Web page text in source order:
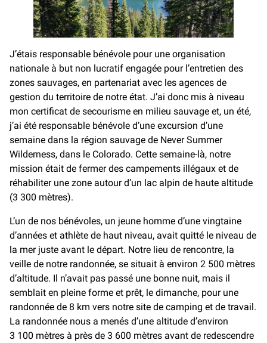
J’étais responsable bénévole pour une organisation
nationale à but non lucratif engagée pour l’entretien des
zones sauvages, en partenariat avec les agences de
gestion du territoire de notre état. J’ai donc mis à niveau
mon certificat de secourisme en milieu sauvage et, un été,
j’ai été responsable bénévole d’une excursion d’une
semaine dans la région sauvage de Never Summer
Wilderness, dans le Colorado. Cette semaine-là, notre
mission était de fermer des campements illégaux et de
réhabiliter une zone autour d’un lac alpin de haute altitude
(3 300 mètres).
L’un de nos bénévoles, un jeune homme d’une vingtaine
d’années et athlète de haut niveau, avait quitté le niveau de
la mer juste avant le départ. Notre lieu de rencontre, la
veille de notre randonnée, se situait à environ 2 500 mètres
d’altitude. Il n’avait pas passé une bonne nuit, mais il
semblait en pleine forme et prêt, le dimanche, pour une
randonnée de 8 km vers notre site de camping et de travail.
La randonnée nous a menés d’une altitude d’environ
3 100 mètres à près de 3 600 mètres avant de redescendre